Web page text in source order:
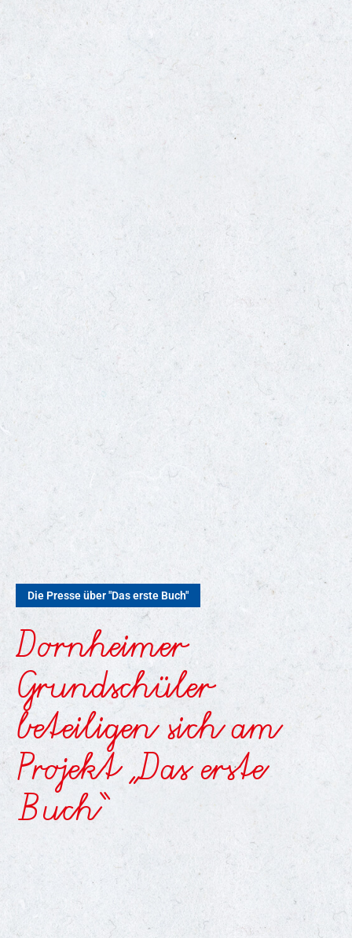
Die Presse über "Das erste Buch"
Dornheimer
Grundschüler
beteiligen sich am
Projekt „Das erste
Buch“